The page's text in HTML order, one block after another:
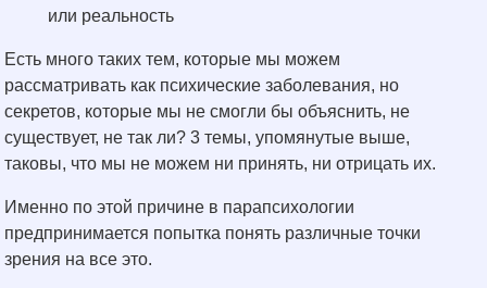
или реальность
Есть много таких тем, которые мы можем
рассматривать как психические заболевания, но
секретов, которые мы не смогли бы объяснить, не
существует, не так ли? 3 темы, упомянутые выше,
таковы, что мы не можем ни принять, ни отрицать их.
Именно по этой причине в парапсихологии
предпринимается попытка понять различные точки
зрения на все это.